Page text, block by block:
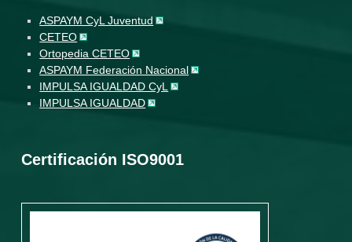
ASPAYM CyL Juventud
CETEO
Ortopedia CETEO
ASPAYM Federación Nacional
IMPULSA IGUALDAD CyL
IMPULSA IGUALDAD
Certificación ISO9001